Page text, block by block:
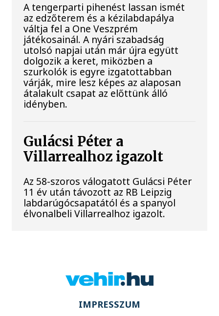
A tengerparti pihenést lassan ismét
az edzőterem és a kézilabdapálya
váltja fel a One Veszprém
játékosainál. A nyári szabadság
utolsó napjai után már újra együtt
dolgozik a keret, miközben a
szurkolók is egyre izgatottabban
várják, mire lesz képes az alaposan
átalakult csapat az előttünk álló
idényben.
Gulácsi Péter a
Villarrealhoz igazolt
Az 58-szoros válogatott Gulácsi Péter
11 év után távozott az RB Leipzig
labdarúgócsapatától és a spanyol
élvonalbeli Villarrealhoz igazolt.
IMPRESSZUM